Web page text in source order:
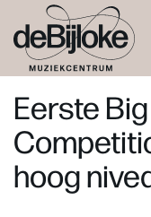
Eerste
hoog